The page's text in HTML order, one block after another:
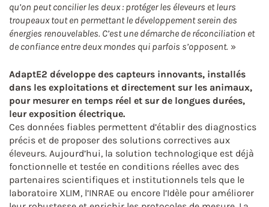
qu’on peut concilier les deux : protéger les éleveurs et leurs
troupeaux tout en permettant le développement serein des
énergies renouvelables. C’est une démarche de réconciliation et
de confiance entre deux mondes qui parfois s’opposent. »
AdaptE2 développe des capteurs innovants, installés
dans les exploitations et directement sur les animaux,
pour mesurer en temps réel et sur de longues durées,
leur exposition électrique.
Ces données fiables permettent d’établir des diagnostics
précis et de proposer des solutions correctives aux
éleveurs. Aujourd’hui, la solution technologique est déjà
fonctionnelle et testée en conditions réelles avec des
partenaires scientifiques et institutionnels tels que le
laboratoire XLIM, l’INRAE ou encore l’Idèle pour améliorer